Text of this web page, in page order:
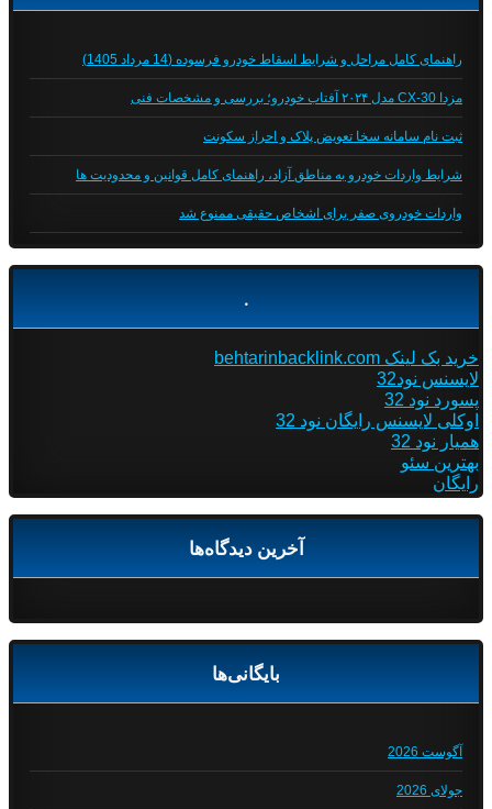
راهنمای کامل مراحل و شرایط اسقاط خودرو فرسوده (14 مرداد 1405)
مزدا CX-30 مدل ۲۰۲۴ آفتاب خودرو؛ بررسی و مشخصات فنی
ثبت نام سامانه سخا تعویض پلاک و احراز سکونت
شرایط واردات خودرو به مناطق آزاد، راهنمای کامل قوانین و محدودیت ها
واردات خودروی صفر برای اشخاص حقیقی ممنوع شد
.
خرید بک لینک behtarinbacklink.com
لایسنس نود32
پسورد نود 32
اوکلی لایسنس رایگان نود 32
همیار نود 32
بهترین سئو
رایگان
آخرین دیدگاه‌ها
بایگانی‌ها
آگوست 2026
جولای 2026